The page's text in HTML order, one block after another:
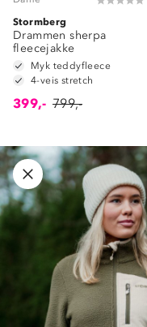
Stormberg
Drammen sherpa
fleecejakke
Myk teddyfleece
4-veis stretch
399,- 799,-